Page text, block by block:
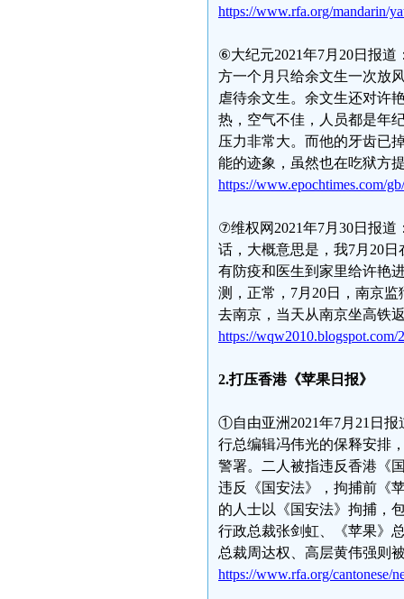
https://www.rfa.org/mandarin/
⑥大纪元2021年7月20日报道
方一个月只给余文生一次放
虐待余文生。余文生还对许
热，空气不佳，人员都是年
压力非常大。而他的牙齿已
能的迹象，虽然也在吃狱方
https://www.epochtimes.com/
⑦维权网2021年7月30日报道
话，大概意思是，我7月20
有防疫和医生到家里给许艳
测，正常，7月20日，南京
去南京，当天从南京坐高铁
https://wqw2010.blogspot.com/
2.打压香港《苹果日报》
①自由亚洲2021年7月21日
行总编辑冯伟光的保释安排
警署。二人被指违反香港《
违反《国安法》，拘捕前《
的人士以《国安法》拘捕，
行政总裁张剑虹、《苹果》
总裁周达权、高层黄伟强则
https://www.rfa.org/cantonese/